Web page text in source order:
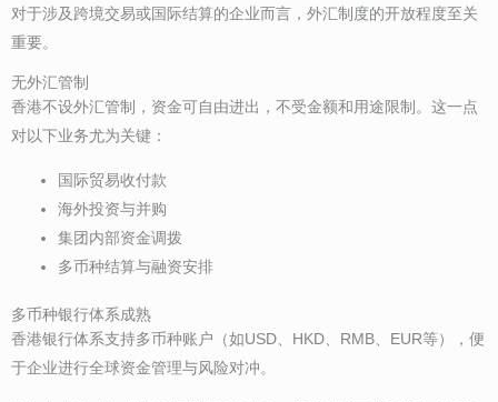
对于涉及跨境交易或国际结算的企业而言，外汇制度的开放程度至关
重要。
无外汇管制
香港不设外汇管制，资金可自由进出，不受金额和用途限制。这一点
对以下业务尤为关键：
国际贸易收付款
海外投资与并购
集团内部资金调拨
多币种结算与融资安排
多币种银行体系成熟
香港银行体系支持多币种账户（如USD、HKD、RMB、EUR等），便
于企业进行全球资金管理与风险对冲。